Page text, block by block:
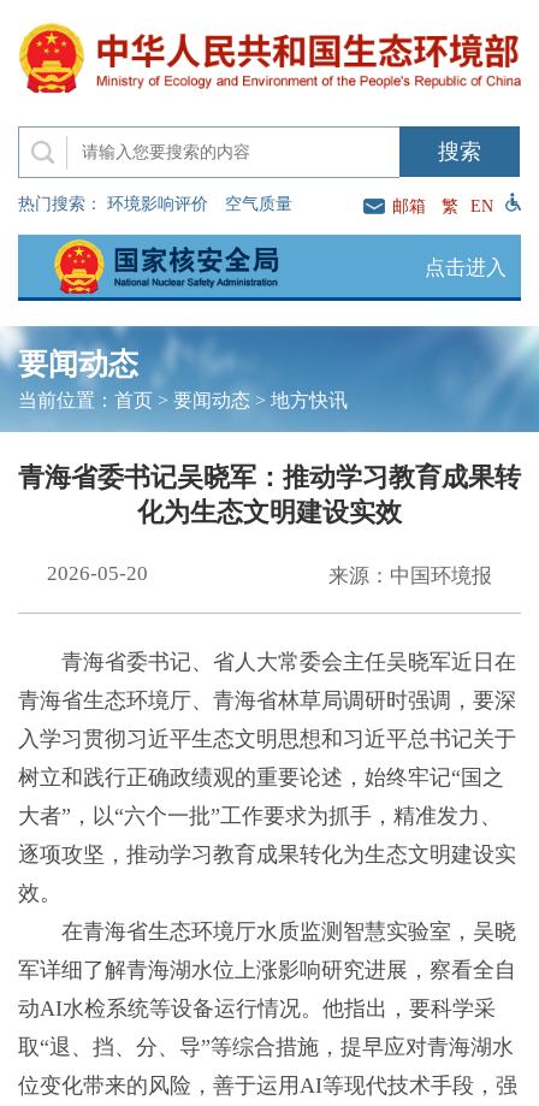
热门搜索： 环境影响评价 空气质量 邮箱 繁 EN
点击进入
要闻动态
当前位置： 首页> 要闻动态 > 地方快讯
青海省委书记吴晓军：推动学习教育成果转
化为生态文明建设实效
2026-05-20 来源：中国环境报
青海省委书记、省人大常委会主任吴晓军近日在
青海省生态环境厅、青海省林草局调研时强调，要深
入学习贯彻习近平生态文明思想和习近平总书记关于
树立和践行正确政绩观的重要论述，始终牢记“国之
大者”，以“六个一批”工作要求为抓手，精准发力、
逐项攻坚，推动学习教育成果转化为生态文明建设实
效。
在青海省生态环境厅水质监测智慧实验室，吴晓
军详细了解青海湖水位上涨影响研究进展，察看全自
动AI水检系统等设备运行情况。他指出，要科学采
取“退、挡、分、导”等综合措施，提早应对青海湖水
位变化带来的风险，善于运用AI等现代技术手段，强